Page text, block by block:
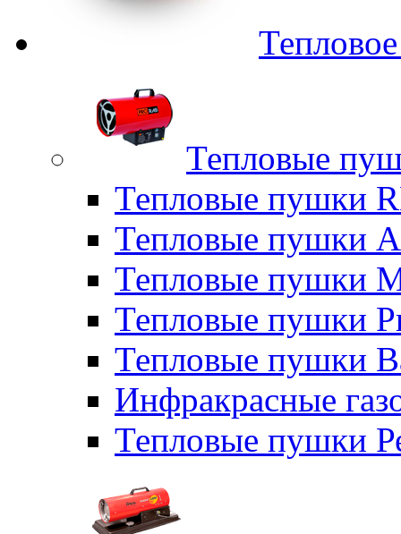
Тепловые
Тепловые пушки
Тепловые пушки
Тепловые пушки
Тепловые пушки
Тепловые пушки
Инфракрасные
Тепловые пушки